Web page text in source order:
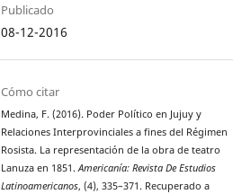
Publicado
08-12-2016
Cómo citar
Medina, F. (2016). Poder Político en Jujuy y
Relaciones Interprovinciales a fines del Régimen
Rosista. La representación de la obra de teatro
Lanuza en 1851.Americanía: Revista De Estudios
Latinoamericanos, (4), 335–371. Recuperado a